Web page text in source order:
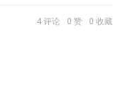
4 评论 0 赞 0 收藏